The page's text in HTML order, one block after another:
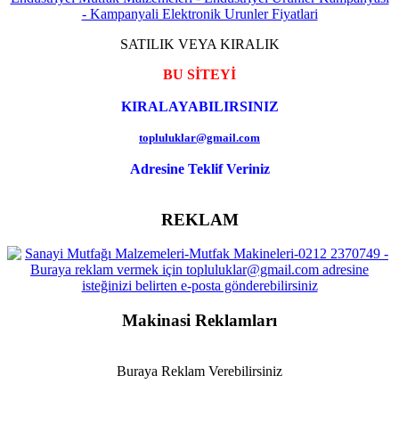
SATILIK VEYA KIRALIK
BU SİTEYİ
KIRALAYABILIRSINIZ
topluluklar@gmail.com
Adresine Teklif Veriniz
REKLAM
Makinasi Reklamları
Buraya Reklam Verebilirsiniz